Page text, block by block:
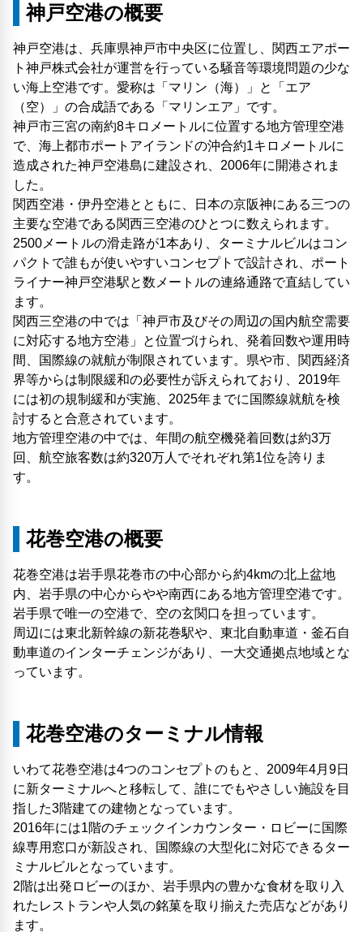
神戸空港の概要
神戸空港は、兵庫県神戸市中央区に位置し、関西エアポー
ト神戸株式会社が運営を行っている騒音等環境問題の少な
い海上空港です。愛称は「マリン（海）」と「エア
（空）」の合成語である「マリンエア」です。
神戸市三宮の南約8キロメートルに位置する地方管理空港
で、海上都市ポートアイランドの沖合約1キロメートルに
造成された神戸空港島に建設され、2006年に開港されま
した。
関西空港・伊丹空港とともに、日本の京阪神にある三つの
主要な空港である関西三空港のひとつに数えられます。
2500メートルの滑走路が1本あり、ターミナルビルはコン
パクトで誰もが使いやすいコンセプトで設計され、ポート
ライナー神戸空港駅と数メートルの連絡通路で直結してい
ます。
関西三空港の中では「神戸市及びその周辺の国内航空需要
に対応する地方空港」と位置づけられ、発着回数や運用時
間、国際線の就航が制限されています。県や市、関西経済
界等からは制限緩和の必要性が訴えられており、2019年
には初の規制緩和が実施、2025年までに国際線就航を検
討すると合意されています。
地方管理空港の中では、年間の航空機発着回数は約3万
回、航空旅客数は約320万人でそれぞれ第1位を誇りま
す。
花巻空港の概要
花巻空港は岩手県花巻市の中心部から約4kmの北上盆地
内、岩手県の中心からやや南西にある地方管理空港です。
岩手県で唯一の空港で、空の玄関口を担っています。
周辺には東北新幹線の新花巻駅や、東北自動車道・釜石自
動車道のインターチェンジがあり、一大交通拠点地域とな
っています。
花巻空港のターミナル情報
いわて花巻空港は4つのコンセプトのもと、2009年4月9日
に新ターミナルへと移転して、誰にでもやさしい施設を目
指した3階建ての建物となっています。
2016年には1階のチェックインカウンター・ロビーに国際
線専用窓口が新設され、国際線の大型化に対応できるター
ミナルビルとなっています。
2階は出発ロビーのほか、岩手県内の豊かな食材を取り入
れたレストランや人気の銘菓を取り揃えた売店などがあり
ます。